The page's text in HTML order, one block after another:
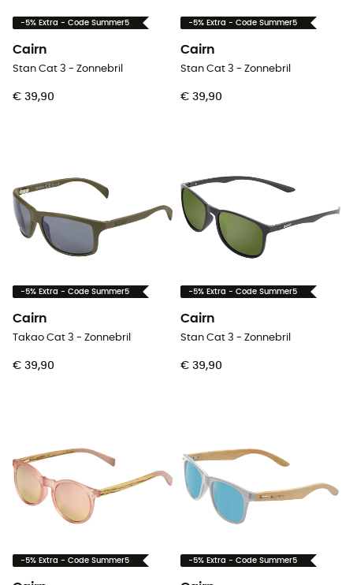
-5% Extra - Code Summer5
Cairn
Stan Cat 3 - Zonnebril
€ 39,90
-5% Extra - Code Summer5
Cairn
Stan Cat 3 - Zonnebril
€ 39,90
-5% Extra - Code Summer5
Cairn
Takao Cat 3 - Zonnebril
€ 39,90
-5% Extra - Code Summer5
Cairn
Stan Cat 3 - Zonnebril
€ 39,90
-5% Extra - Code Summer5 -5% Extra - Code Summer5